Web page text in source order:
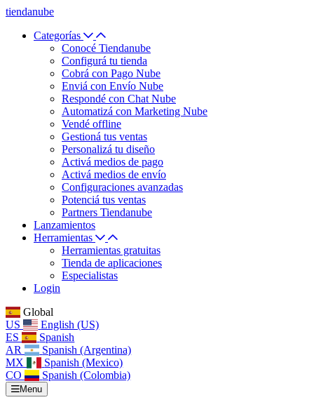
tiendanube
Categorías
Conocé Tiendanube
Configurá tu tienda
Cobrá con Pago Nube
Enviá con Envío Nube
Respondé con Chat Nube
Automatizá con Marketing Nube
Vendé offline
Gestioná tus ventas
Personalizá tu diseño
Activá medios de pago
Activá medios de envío
Configuraciones avanzadas
Potenciá tus ventas
Partners Tiendanube
Lanzamientos
Herramientas
Herramientas gratuitas
Tienda de aplicaciones
Especialistas
Login
Global
US
English (US)
ES
Spanish
AR
Spanish (Argentina)
MX
Spanish (Mexico)
CO
Spanish (Colombia)
Menu